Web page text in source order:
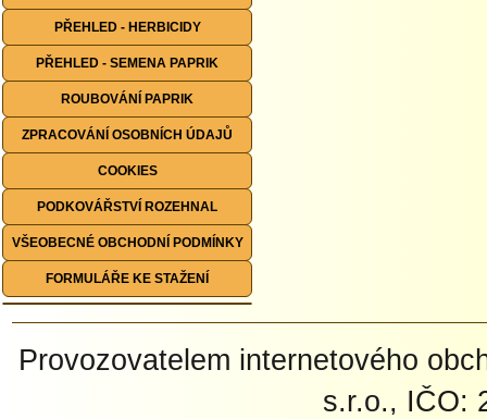
PŘEHLED - HERBICIDY
PŘEHLED - SEMENA PAPRIK
ROUBOVÁNÍ PAPRIK
ZPRACOVÁNÍ OSOBNÍCH ÚDAJŮ
COOKIES
PODKOVÁŘSTVÍ ROZEHNAL
VŠEOBECNÉ OBCHODNÍ PODMÍNKY
FORMULÁŘE KE STAŽENÍ
Provozovatelem internetového
s.r.o., IČO: